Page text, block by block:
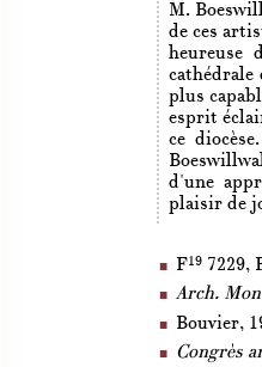
M.
de ces
heureuse
cathédrale
plus
esprit
ce
d'une
plaisir de
F197229,
Arch.
Bouvier,
Congrès